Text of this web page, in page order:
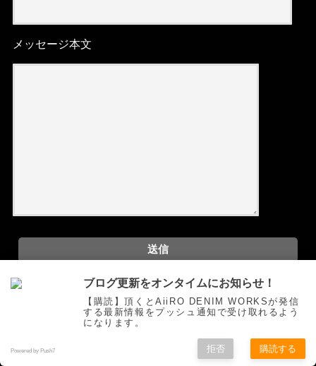
メッセージ本文
問い合わせtest
お問い合わせフォーム
ブログ更新をオンタイムにお知らせ！
【購読】頂くとAiiRO DENIM WORKSが発信
する最新情報をプッシュ通知で受け取れるよう
になります。
Powered by Push7 拒否 購読する